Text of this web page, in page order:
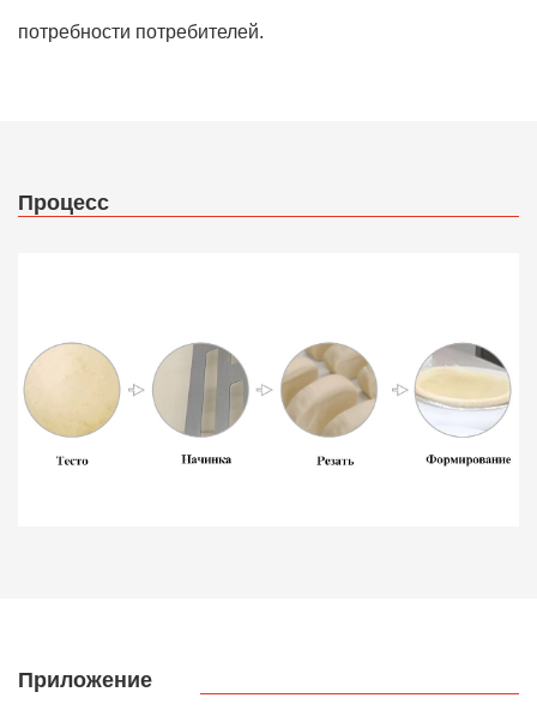
потребности потребителей.
Процесс
Приложение